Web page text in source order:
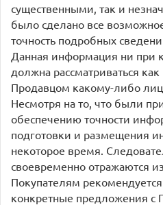
существенными, так и
было сделано все
точность подробных
Данная информация ни при
должна рассматриваться
Продавцом какому-либо
Несмотря на то, что были
обеспечению точности
подготовки и размещения
некоторое время.
своевременно отражаются
Покупателям
конкретные предложения с